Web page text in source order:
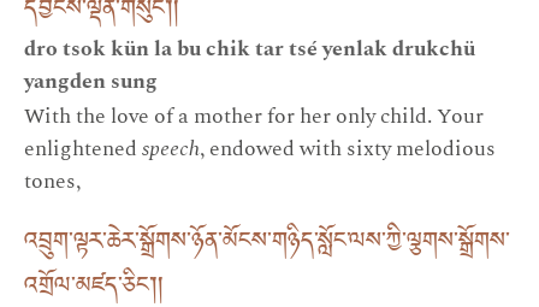
དབྱངས་ལྡན་གསུང༌། །
dro tsok kün la bu chik tar tsé yenlak drukchü
yangden sung
With the love of a mother for her only child. Your
enlightenedspeech, endowed with sixty melodious
tones,
འབྲུག་ལྟར་ཆེར་སྒྲོགས་ཉོན་མོངས་གཉིད་སློང་ལས་ཀྱི་ལྕགས་སྒྲོགས་
འགྲོལ་མཛད་ཅིང༌། །